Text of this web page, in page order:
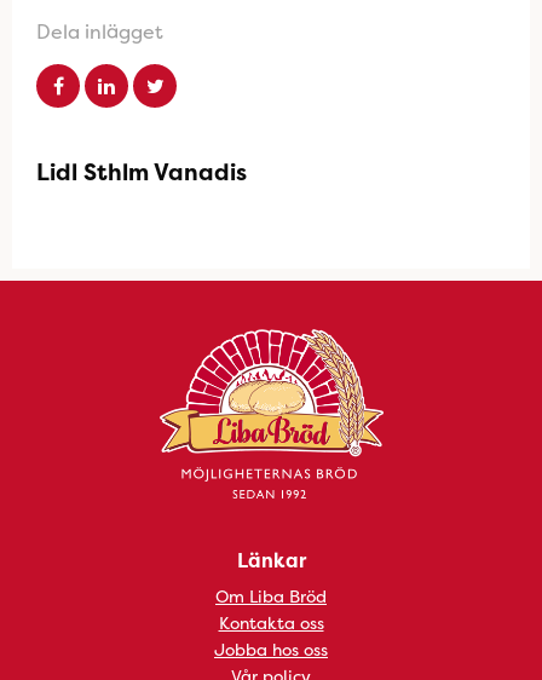
Dela inlägget
Lidl Sthlm Vanadis
Länkar
Om Liba Bröd
Kontakta oss
Jobba hos oss